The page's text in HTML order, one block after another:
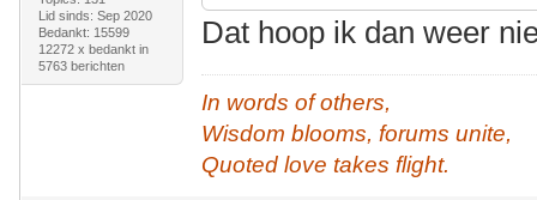
Lid sinds: Sep 2020
Bedankt: 15599
12272 x bedankt in
5763 berichten
Dat hoop ik dan weer
In words of others,
Wisdom blooms, forums unite,
Quoted love takes flight.